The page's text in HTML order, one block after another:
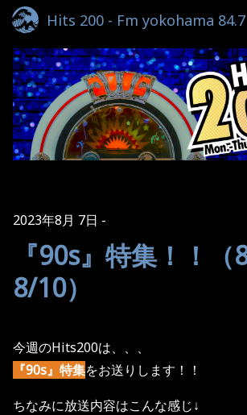
Hits 200 - Fm yokohama 84.7
2023年8月 7日
『90s』特集！！
8/10）
今週のHits200は、、、
『90s』特集をお送りします！！
ちなみに放送内容はこんな感じ↓